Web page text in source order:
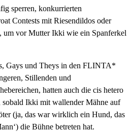
sperren, konkurrierten
Contests mit Riesendildos oder
um vor Mutter Ikki wie ein Spanferkel
Gays und Theys in den FLINTA*
Stillenden und
hatten auch die cis hetero
Ikki mit wallender Mähne auf
(ja, das war wirklich ein Hund, das
die Bühne betreten hat.